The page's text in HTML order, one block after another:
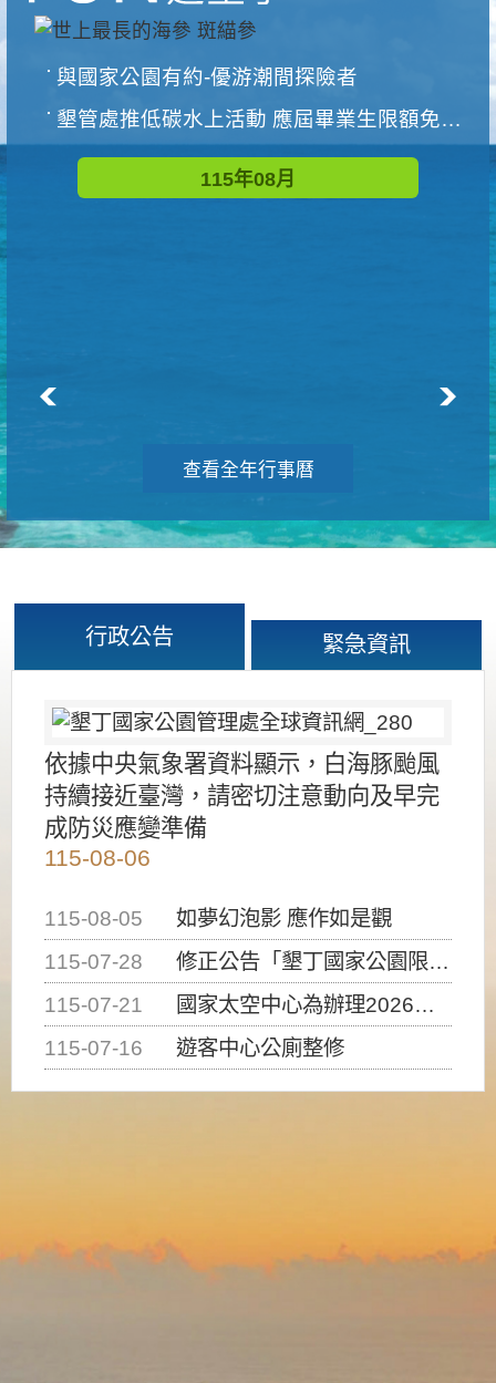
與國家公園有約-優游潮間探險者
墾管處推低碳水上活動 應屆畢業生限額免費參加
115年08月
查看全年行事曆
行政公告 緊急資訊
依據中央氣象署資料顯示，白海豚颱風
持續接近臺灣，請密切注意動向及早完
成防災應變準備
115-08-06
115-08-05
如夢幻泡影 應作如是觀
115-07-28
修正公告「墾丁國家公園限制水域遊憩活動之種類、範圍、時間及行為」，自即日生效。
115-07-21
國家太空中心為辦理2026台灣盃火箭競賽，陸、海、空域警戒及協調相關事宜，因颱風備案事宜
115-07-16
遊客中心公廁整修